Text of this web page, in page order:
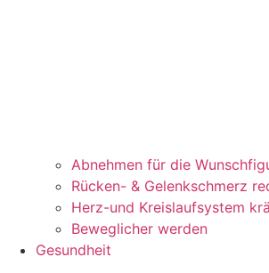
Abnehmen für die
Rücken- & Gelenkschmerz
Herz-und Kreislaufsystem
Beweglicher werden
Gesundheit